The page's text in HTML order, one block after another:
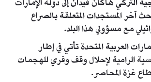
التركي هاكان فيدان إلى دولة الإمارات
آخر المستجدات المتعلقة بالصراع
مع مسؤولي هذا البلد.
العربية المتحدة تأتي في إطار
الرامية لإحلال وقف وفري للهجمات
غزة المحاصر.